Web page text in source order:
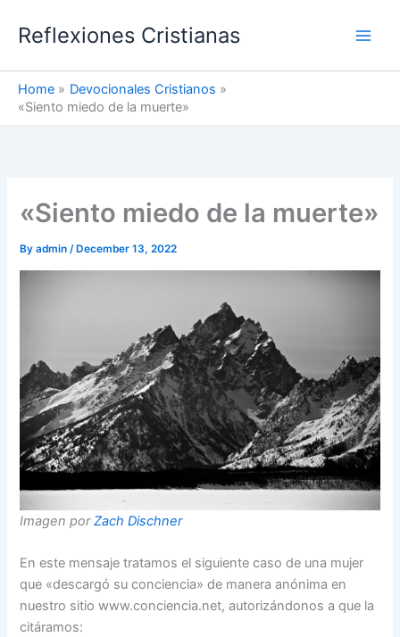
Reflexiones Cristianas
Home
Devocionales Cristianos
«Siento miedo de la muerte»
«Siento miedo de la muerte»
Byadmin/ December 13, 2022
Imagen porZach Dischner
En este mensaje tratamos el siguiente caso de una mujer
que «descargó su conciencia» de manera anónima en
nuestro sitio www.conciencia.net, autorizándonos a que la
citáramos: